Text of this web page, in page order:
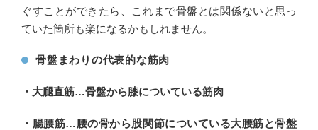
ぐすことができたら、これまで骨盤とは関係ないと思っ
ていた箇所も楽になるかもしれません。
骨盤まわりの代表的な筋肉
・大腿直筋…骨盤から膝についている筋肉
・腸腰筋…腰の骨から股関節についている大腰筋と骨盤